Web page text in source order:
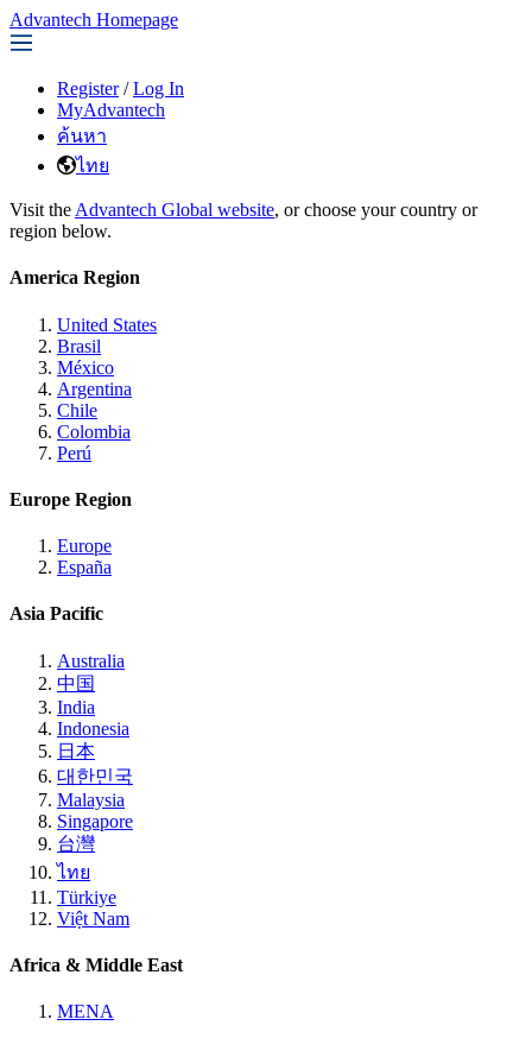
Advantech Homepage
Register / Log In
MyAdvantech
ค้นหา
ไทย
Visit the Advantech Global website, or choose your country or
region below.
America Region
United States
Brasil
México
Argentina
Chile
Colombia
Perú
Europe Region
Europe
España
Asia Pacific
Australia
中国
India
Indonesia
日本
대한민국
Malaysia
Singapore
台灣
ไทย
Türkiye
Việt Nam
Africa & Middle East
MENA